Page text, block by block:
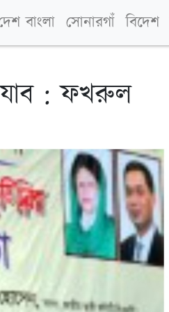
বাংলা সোনারগাঁ বিদেশ
: ফখরুল